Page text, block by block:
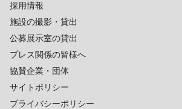
採用情報
施設の撮影・貸出
公募展示室の貸出
プレス関係の皆様へ
協賛企業・団体
サイトポリシー
プライバシーポリシー